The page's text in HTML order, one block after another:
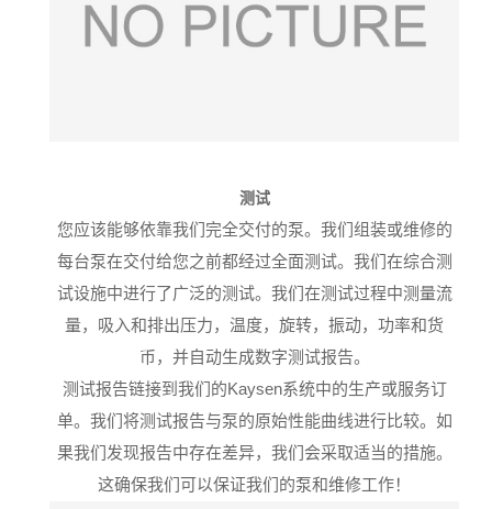
测试
您应该能够依靠我们完全交付的泵。 我们组装或维修的
每台泵在交付给您之前都经过全面测试。 我们在综合测
试设施中进行了广泛的测试。 我们在测试过程中测量流
量，吸入和排出压力，温度，旋转，振动，功率和货
币，并自动生成数字测试报告。
测试报告链接到我们的Kaysen系统中的生产或服务订
单。我们将测试报告与泵的原始性能曲线进行比较。如
果我们发现报告中存在差异，我们会采取适当的措施。
这确保我们可以保证我们的泵和维修工作！